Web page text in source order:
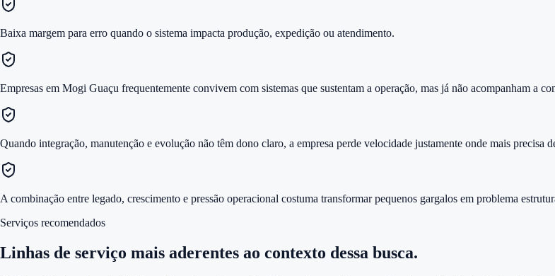
Baixa margem para erro quando o sistema impacta produção, expedição ou atendimento.
Empresas em Mogi Guaçu frequentemente convivem com sistemas que sustentam a operação, mas já não acompanham a
Quando integração, manutenção e evolução não têm dono claro, a empresa perde velocidade justamente onde mais precisa
A combinação entre legado, crescimento e pressão operacional costuma transformar pequenos gargalos em problema
Serviços recomendados
Linhas de serviço mais aderentes ao contexto dessa busca.